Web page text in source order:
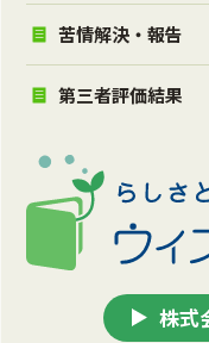
株式
苦情解決・報告
第三者評価結果